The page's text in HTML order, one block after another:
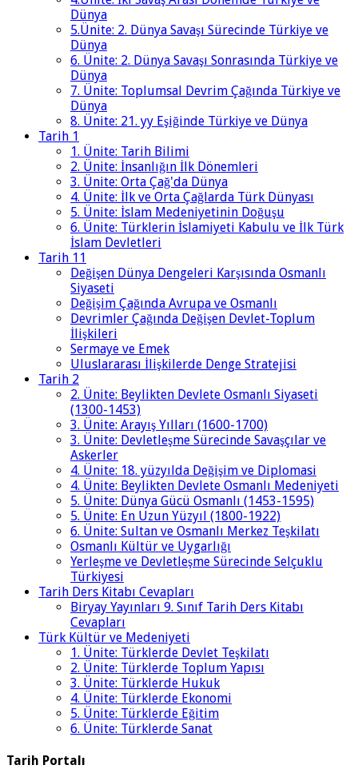
Dünya
5.Ünite: 2. Dünya Savaşı Sürecinde Türkiye ve
Dünya
6. Ünite: 2. Dünya Savaşı Sonrasında Türkiye ve
Dünya
7. Ünite: Toplumsal Devrim Çağında Türkiye ve
Dünya
8. Ünite: 21. yy Eşiğinde Türkiye ve Dünya
Tarih 1
1. Ünite: Tarih Bilimi
2. Ünite: İnsanlığın İlk Dönemleri
3. Ünite: Orta Çağ'da Dünya
4. Ünite: İlk ve Orta Çağlarda Türk Dünyası
5. Ünite: İslam Medeniyetinin Doğuşu
6. Ünite: Türklerin İslamiyeti Kabulu ve İlk Türk
İslam Devletleri
Tarih 11
Değişen Dünya Dengeleri Karşısında Osmanlı
Siyaseti
Değişim Çağında Avrupa ve Osmanlı
Devrimler Çağında Değişen Devlet-Toplum
İlişkileri
Sermaye ve Emek
Uluslararası İlişkilerde Denge Stratejisi
Tarih 2
2. Ünite: Beylikten Devlete Osmanlı Siyaseti
(1300-1453)
3. Ünite: Arayış Yılları (1600-1700)
3. Ünite: Devletleşme Sürecinde Savaşçılar ve
Askerler
4. Ünite: 18. yüzyılda Değişim ve Diplomasi
4. Ünite: Beylikten Devlete Osmanlı Medeniyeti
5. Ünite: Dünya Gücü Osmanlı (1453-1595)
5. Ünite: En Uzun Yüzyıl (1800-1922)
6. Ünite: Sultan ve Osmanlı Merkez Teşkilatı
Osmanlı Kültür ve Uygarlığı
Yerleşme ve Devletleşme Sürecinde Selçuklu
Türkiyesi
Tarih Ders Kitabı Cevapları
Biryay Yayınları 9. Sınıf Tarih Ders Kitabı
Cevapları
Türk Kültür ve Medeniyeti
1. Ünite: Türklerde Devlet Teşkilatı
2. Ünite: Türklerde Toplum Yapısı
3. Ünite: Türklerde Hukuk
4. Ünite: Türklerde Ekonomi
5. Ünite: Türklerde Eğitim
6. Ünite: Türklerde Sanat
Tarih Portalı